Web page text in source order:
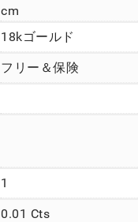
cm
18kゴールド
フリー＆保険
1
0.01 Cts